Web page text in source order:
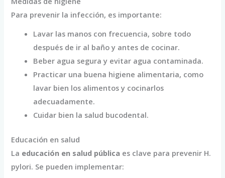
Para prevenir la infección, es importante:
Lavar las manos con frecuencia, sobre todo
después de ir al baño y antes de cocinar.
Beber agua segura y evitar agua contaminada.
Practicar una buena higiene alimentaria, como
lavar bien los alimentos y cocinarlos
adecuadamente.
Cuidar bien la salud bucodental.
Educación en salud
La educación en salud pública es clave para prevenir H.
pylori. Se pueden implementar: